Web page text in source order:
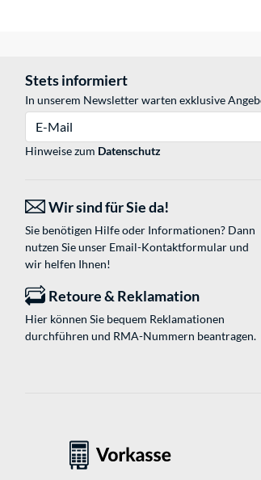
Stets informiert
In unserem Newsletter warten exklusive
Hinweise zum Datenschutz
Wir sind für Sie da!
Sie benötigen Hilfe oder Informationen? Dann
nutzen Sie unser Email-Kontaktformularund
wir helfen Ihnen!
Retoure & Reklamation
Hier können Sie bequem Reklamationen
durchführen und RMA-Nummern beantragen.